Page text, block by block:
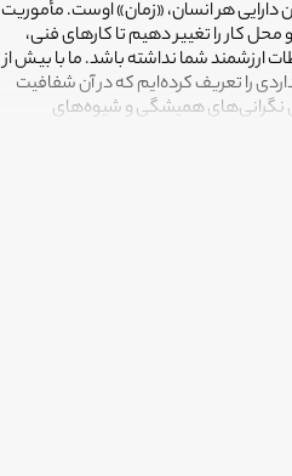
دارایی هر انسان، «زمان» اوست. مأموریت
کار را تغییر دهیم تا کارهای فنی،
ارزشمند شما نداشته باشد. ما با بیش از
را تعریف کرده‌ایم که در آن شفافیت
نگرانی‌های همیشگی و شیوه‌های
رد شده‌اند تا نتیجه نهایی،
که همیشه برای آرامش خود
داشته باشید؛ فیکسا، زمانی برای